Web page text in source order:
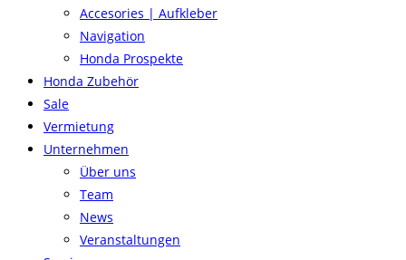
Accesories | Aufkleber
Navigation
Honda Prospekte
Honda Zubehör
Sale
Vermietung
Unternehmen
Über uns
Team
News
Veranstaltungen